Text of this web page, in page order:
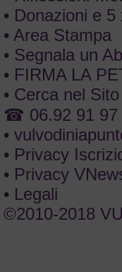
• Donazioni e 5
• Area Stampa
• Segnala un
• FIRMA LA
• Cerca nel Sito
☎ 06.92 91 97
•
• Privacy
• Privacy
• Legali
©2010-2018